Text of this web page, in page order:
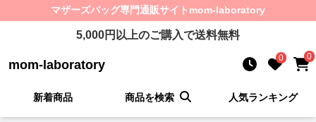
マザーズバッグ専門通販サイト mom-laboratory
5,000円以上のご購入で送料無料
mom-laboratory 0 0
新着商品 商品を検索 人気ランキング